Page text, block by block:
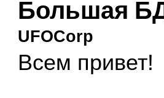
Большая
UFOCorp
Всем привет!